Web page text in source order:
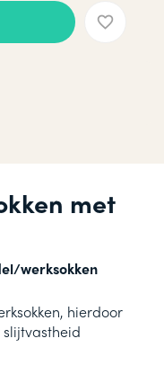
met
werksokken
hierdoor